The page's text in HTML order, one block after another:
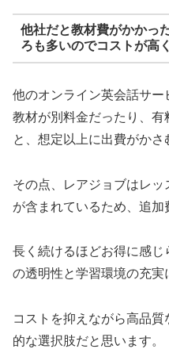
他社だと教材費がかかっ
ろも多いのでコストが高
他のオンライン英会話サ
教材が別料金だったり、有
と、想定以上に出費がかさ
その点、レアジョブはレ
が含まれているため、追加
長く続けるほどお得に感
の透明性と学習環境の充実
コストを抑えながら高品
的な選択肢だと思います。